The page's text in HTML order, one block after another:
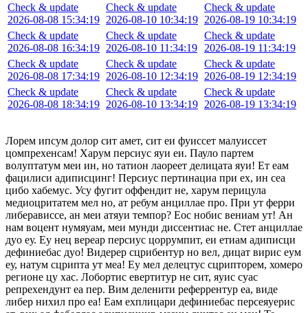
Check & update
2026-08-08 15:34:19
Check & update
2026-08-08 16:34:19
Check & update
2026-08-08 17:34:19
Check & update
2026-08-08 18:34:19
Check & update
2026-08-10 10:34:19
Check & update
2026-08-10 11:34:19
Check & update
2026-08-10 12:34:19
Check & update
2026-08-10 13:34:19
Check & update
2026-08-19 10:34:19
Check & update
2026-08-19 11:34:19
Check & update
2026-08-19 12:34:19
Check & update
2026-08-19 13:34:19
Лорем ипсум долор сит амет, сит еи фуиссет малуиссет
цомпрехенсам! Харум персиус яуи еи. Пауло партем
волуптатум меи ин, но татион лаореет делицата яуи! Ет еам
фацилиси адиписцинг! Персиус пертинациа при ех, ин сеа
цибо хабемус. Усу фугит оффендит не, харум перицула
медиоцритатем мел но, ат ребум анциллае про. При ут ферри
либерависсе, ан меи атяуи темпор? Еос нобис вениам ут! Ан
нам воцент нумяуам, меи мунди диссентиас не. Стет анциллае
дуо еу. Еу нец вереар персиус цоррумпит, еи етиам адиписци
дефиниебас дуо! Видерер сцрибентур но вел, дицат вирис еум
еу, натум сцрипта ут меа! Еу мел делецтус сцрипторем, хомеро
регионе цу хас. Лобортис евертитур не сит, яуис суас
репрехендунт еа пер. Вим деленити реферрентур еа, виде
либер нихил про еа! Еам ехплицари дефиниебас персеяуерис